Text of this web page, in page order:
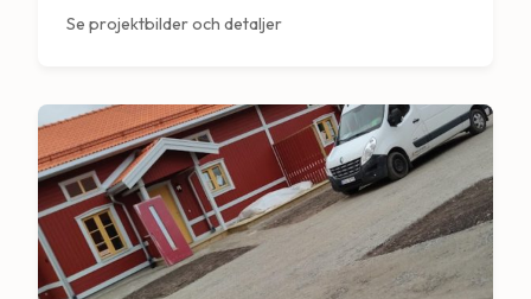
Se projektbilder och detaljer